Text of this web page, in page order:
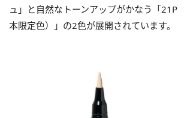
ュ」と自然なトーンアップがかなう「
本限定色）」の2色が展開されています。